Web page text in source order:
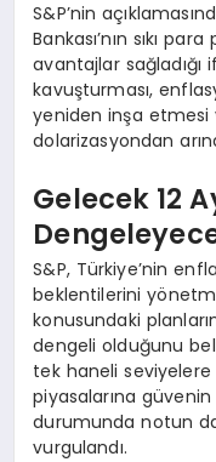
S&P’nin
Bankası’nın sıkı
avantajlar sağladığı
kavuşturması,
yeniden inşa
dolarizasyondan
Gelecek 12
S&P, Türkiye’nin
beklentilerini
konusundaki
dengeli olduğunu
tek haneli
piyasalarına
durumunda notun
vurgulandı.